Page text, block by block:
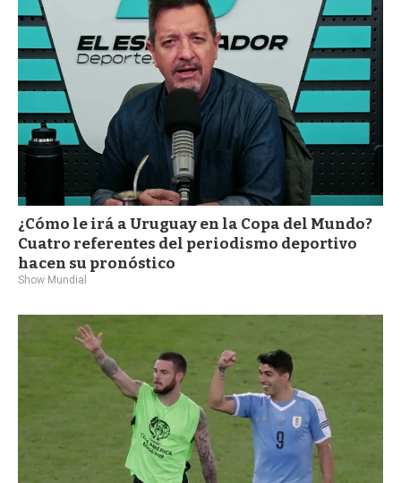
¿Cómo le irá a Uruguay en la Copa del Mundo?
Cuatro referentes del periodismo deportivo
hacen su pronóstico
Show Mundial